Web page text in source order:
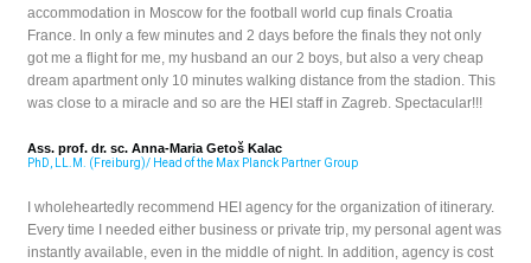
accommodation in Moscow for the football world cup finals Croatia
France. In only a few minutes and 2 days before the finals they not only
got me a flight for me, my husband an our 2 boys, but also a very cheap
dream apartment only 10 minutes walking distance from the stadion. This
was close to a miracle and so are the HEI staff in Zagreb. Spectacular!!!
Ass. prof. dr. sc. Anna-Maria Getoš Kalac
PhD, LL.M. (Freiburg)/ Head of the Max Planck Partner Group
I wholeheartedly recommend HEI agency for the organization of itinerary.
Every time I needed either business or private trip, my personal agent was
instantly available, even in the middle of night. In addition, agency is cost